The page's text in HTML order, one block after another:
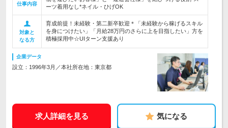
仕事内容
ーツ着用なし*ネイル・ひげOK
対象と
なる方
育成前提！未経験・第二新卒歓迎＊「未経験から稼げるスキル
を身につけたい」「月給28万円のさらに上を目指したい」方を
積極採用中☆UIターン支援あり
企業データ
設立：1996年3月／本社所在地：東京都
求人詳細を見る 気になる